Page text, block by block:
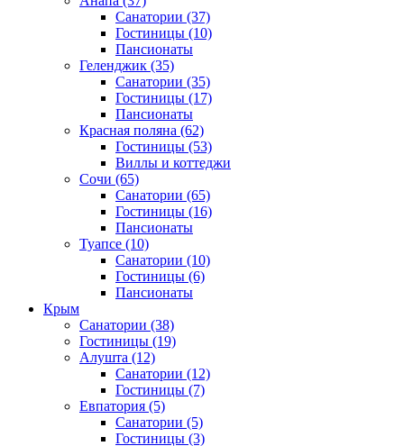
Санатории (37)
Гостиницы (10)
Пансионаты
Геленджик (35)
Санатории (35)
Гостиницы (17)
Пансионаты
Красная поляна (62)
Гостиницы (53)
Виллы и коттеджи
Сочи (65)
Санатории (65)
Гостиницы (16)
Пансионаты
Туапсе (10)
Санатории (10)
Гостиницы (6)
Пансионаты
Крым
Санатории (38)
Гостиницы (19)
Алушта (12)
Санатории (12)
Гостиницы (7)
Евпатория (5)
Санатории (5)
Гостиницы (3)